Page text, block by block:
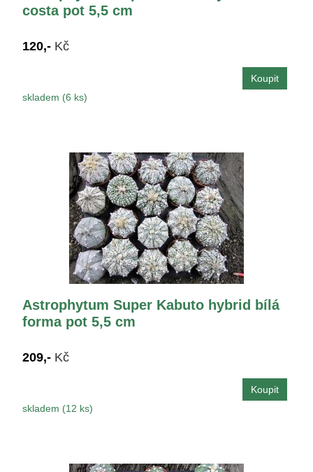
costa pot 5,5 cm
120,- Kč
skladem (6 ks)
Astrophytum Super Kabuto hybrid bílá
forma pot 5,5 cm
209,- Kč
skladem (12 ks)